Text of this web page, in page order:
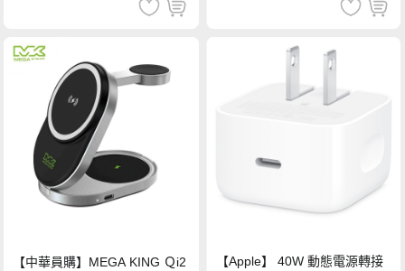
【中華員購】MEGA KING Ｑi2
【Apple】 40W 動態電源轉接